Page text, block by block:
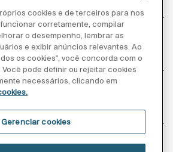
cliente
Siga-nos
cookies e de terceiros para nos
corretamente, compilar
o desempenho, lembrar as
e exibir anúncios relevantes. Ao
os cookies", você concorda com o
pode definir ou rejeitar cookies
necessários, clicando em
Gerenciar cookies